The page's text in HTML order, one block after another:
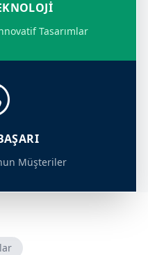
Tasarımlar
Müşteriler